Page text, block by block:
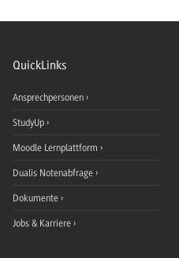
QuickLinks
Ansprechpersonen
StudyUp
Moodle Lernplattform
Dualis Notenabfrage
Dokumente
Jobs & Karriere